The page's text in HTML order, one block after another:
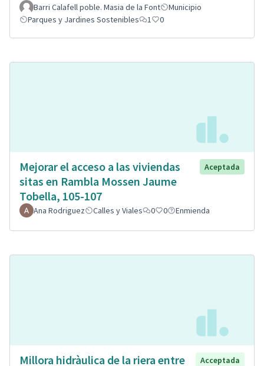
Barri Calafell poble. Masia de la Font
Municipio
Parques y Jardines Sostenibles
1 0
Mejorar el acceso a las viviendas
sitas en Rambla Mossen Jaume
Tobella, 105-107
Aceptada
Ana Rodriguez Calles y Viales 0 0 Enmienda
Millora hidràulica de la riera entre Acceptada